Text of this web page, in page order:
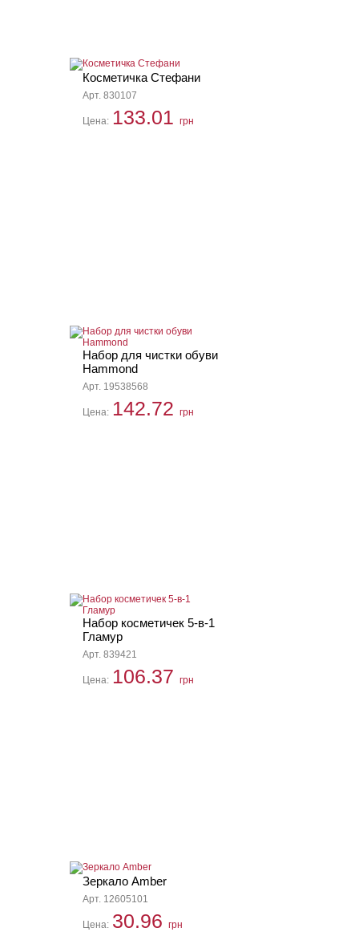
Косметичка Стефани
Арт. 830107
Цена: 133.01 грн
Набор для чистки обуви
Hammond
Арт. 19538568
Цена: 142.72 грн
Набор косметичек 5-в-1
Гламур
Арт. 839421
Цена: 106.37 грн
Зеркало Amber
Арт. 12605101
Цена: 30.96 грн